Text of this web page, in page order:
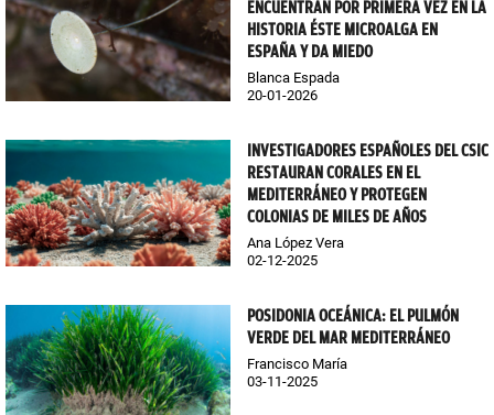
ENCUENTRAN POR PRIMERA VEZ EN LA
HISTORIA ÉSTE MICROALGA EN
ESPAÑA Y DA MIEDO
Blanca Espada
20-01-2026
INVESTIGADORES ESPAÑOLES DEL CSIC
RESTAURAN CORALES EN EL
MEDITERRÁNEO Y PROTEGEN
COLONIAS DE MILES DE AÑOS
Ana López Vera
02-12-2025
POSIDONIA OCEÁNICA: EL PULMÓN
VERDE DEL MAR MEDITERRÁNEO
Francisco María
03-11-2025